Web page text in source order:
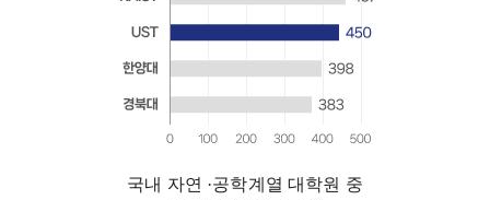
국내 자연 ·공학계열 대학원 중